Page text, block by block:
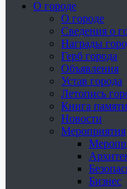
О городе
О городе
Сведения о
Награды
Герб города
Объявления
Устав города
Летопись
Книга памяти
Новости
Мероприятия
Бизнес